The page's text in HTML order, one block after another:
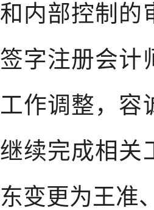
和内部控制的
签字注册会计
工作调整，容
继续完成相关
东变更为王准